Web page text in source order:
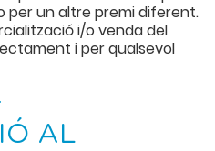
per un altre premi diferent.
i/o venda del
i per qualsevol
AL